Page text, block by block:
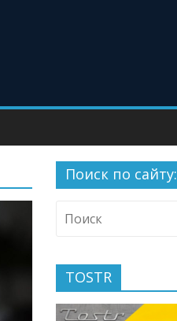
Поиск по сайту:
TOSTR